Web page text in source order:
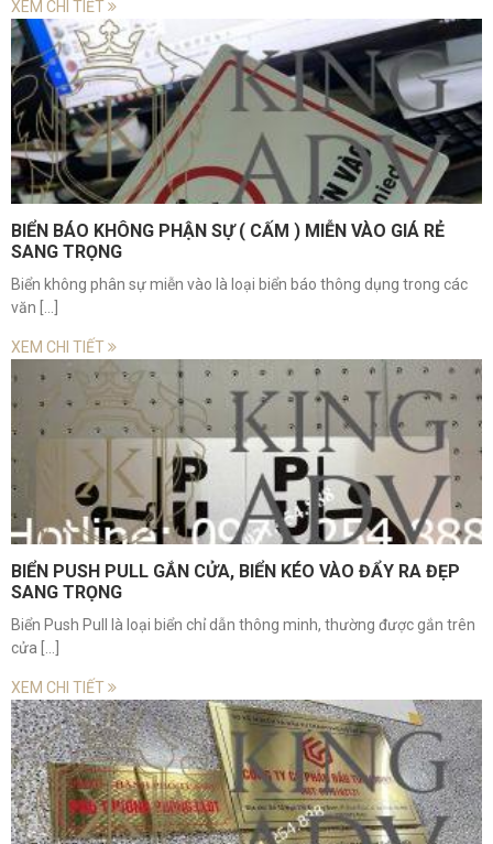
XEM CHI TIẾT
BIỂN BÁO KHÔNG PHẬN SỰ ( CẤM ) MIỄN VÀO GIÁ RẺ
SANG TRỌNG
Biển không phân sự miễn vào là loại biển báo thông dụng trong các
văn [...]
XEM CHI TIẾT
BIỂN PUSH PULL GẮN CỬA, BIỂN KÉO VÀO ĐẨY RA ĐẸP
SANG TRỌNG
Biển Push Pull là loại biển chỉ dẫn thông minh, thường được gắn trên
cửa [...]
XEM CHI TIẾT